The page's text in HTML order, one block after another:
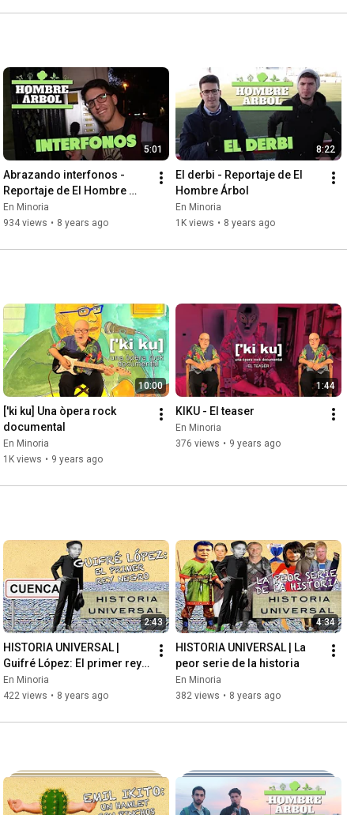
5:01
Abrazando interfonos -
Reportaje de El Hombre
Árbol
En Minoria
934 views • 8 years ago
8:22
El derbi - Reportaje de El
Hombre Árbol
En Minoria
1K views • 8 years ago
10:00
['ki ku] Una òpera rock
documental
En Minoria
1K views • 9 years ago
1:44
KIKU - El teaser
En Minoria
376 views • 9 years ago
2:43
HISTORIA UNIVERSAL |
Guifré López: El primer rey
negro
En Minoria
422 views • 8 years ago
4:34
HISTORIA UNIVERSAL | La
peor serie de la historia
En Minoria
382 views • 8 years ago